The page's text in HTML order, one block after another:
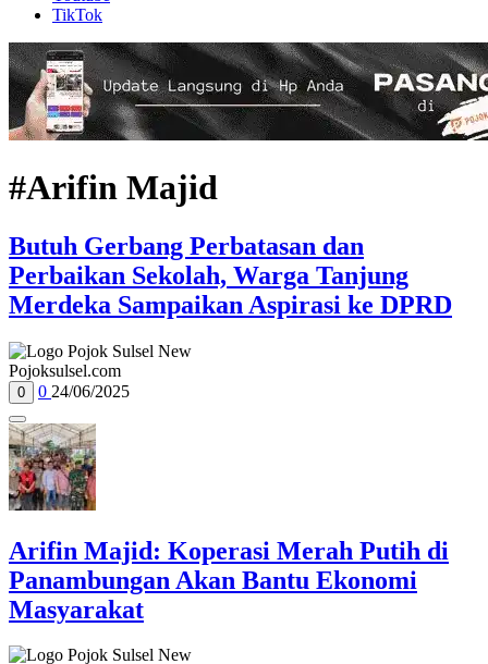
TikTok
#Arifin Majid
Butuh Gerbang Perbatasan dan
Perbaikan Sekolah, Warga Tanjung
Merdeka Sampaikan Aspirasi ke DPRD
Pojoksulsel.com
0 0 24/06/2025
Arifin Majid: Koperasi Merah Putih di
Panambungan Akan Bantu Ekonomi
Masyarakat